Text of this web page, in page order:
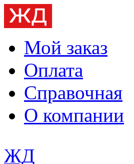
Мой заказ
Оплата
Справочная
О компании
ЖД